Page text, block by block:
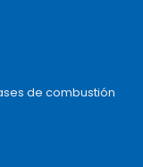
de combustión